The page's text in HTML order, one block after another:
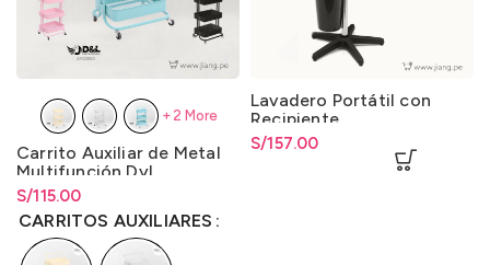
Carrito Auxiliar de Metal
Multifunción DyL
S/115.00
Rango de precios: desde
S/115.00hasta S/115.00
CARRITOS AUXILIARES
+2 More
Lavadero Portátil con
Recipiente
S/157.00